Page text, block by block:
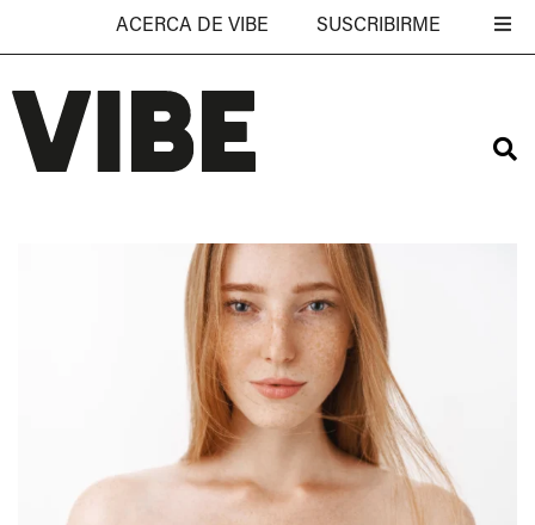
ACERCA DE VIBE SUSCRIBIRME